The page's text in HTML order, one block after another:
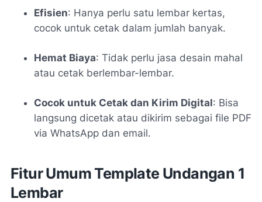
Efisien: Hanya perlu satu lembar kertas,
cocok untuk cetak dalam jumlah banyak.
Hemat Biaya: Tidak perlu jasa desain mahal
atau cetak berlembar-lembar.
Cocok untuk Cetak dan Kirim Digital: Bisa
langsung dicetak atau dikirim sebagai file PDF
via WhatsApp dan email.
Fitur Umum Template Undangan 1
Lembar